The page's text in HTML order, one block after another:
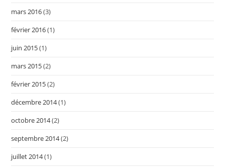
mars 2016(3)
février 2016(1)
juin 2015(1)
mars 2015(2)
février 2015(2)
décembre 2014(1)
octobre 2014(2)
septembre 2014(2)
juillet 2014(1)